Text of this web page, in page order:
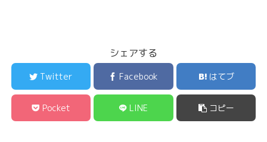
シェアする
Twitter Facebook はてブ
Pocket LINE コピー